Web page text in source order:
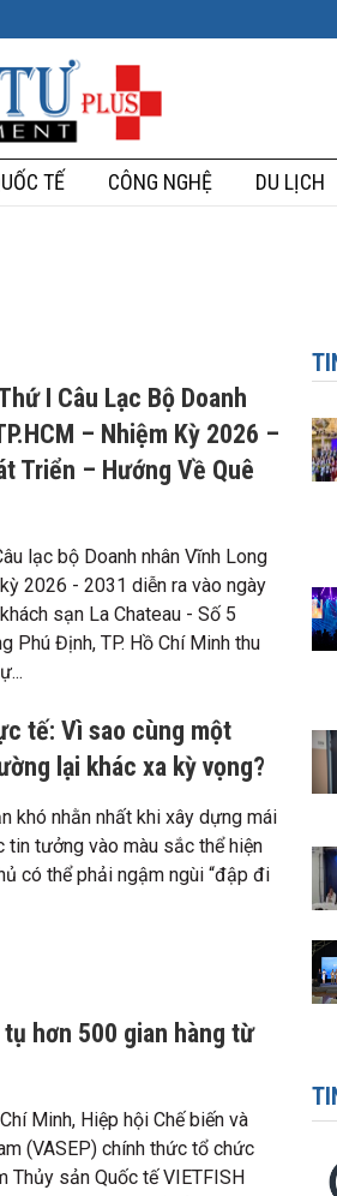
TẾ CÔNG NGHỆ DU LỊCH
I Câu Lạc Bộ Doanh
– Nhiệm Kỳ 2026 –
Triển – Hướng Về Quê
lạc bộ Doanh nhân Vĩnh Long
2026 - 2031 diễn ra vào ngày
sạn La Chateau - Số 5
Phú Định, TP. Hồ Chí Minh thu
tế: Vì sao cùng một
lại khác xa kỳ vọng?
khó nhằn nhất khi xây dựng mái
tin tưởng vào màu sắc thể hiện
có thể phải ngậm ngùi “đập đi
hơn 500 gian hàng từ
Minh, Hiệp hội Chế biến và
(VASEP) chính thức tổ chức
Thủy sản Quốc tế VIETFISH